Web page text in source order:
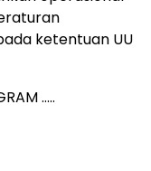
ketentuan UU
…..